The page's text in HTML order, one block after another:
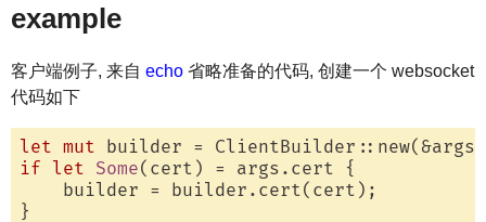
example
客户端例子, 来自 echo 省略准备的代码, 创建一个 websocket
代码如下
let mut
if let Some(cert) = args.cert {
    builder = builder.cert(cert);